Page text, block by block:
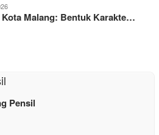
Malang: Bentuk Karakte…
Pensil